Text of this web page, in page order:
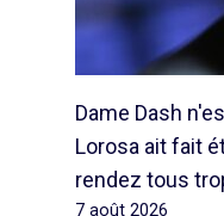
Dame Dash
Lorosa ait fait
rendez tous
7 août 2026